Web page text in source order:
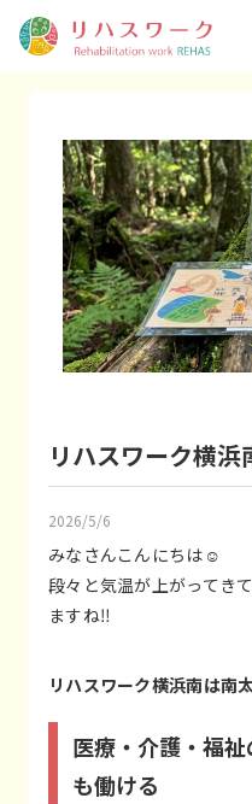
リハスワーク横浜
2026/5/6
みなさんこんにちは☺️
段々と気温が上がってき
ますね‼️
リハスワーク横浜南は南
医療・介護・福
も働ける